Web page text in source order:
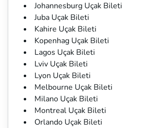
Johannesburg Uçak Bileti
Juba Uçak Bileti
Kahire Uçak Bileti
Kopenhag Uçak Bileti
Lagos Uçak Bileti
Lviv Uçak Bileti
Lyon Uçak Bileti
Melbourne Uçak Bileti
Milano Uçak Bileti
Montreal Uçak Bileti
Orlando Uçak Bileti